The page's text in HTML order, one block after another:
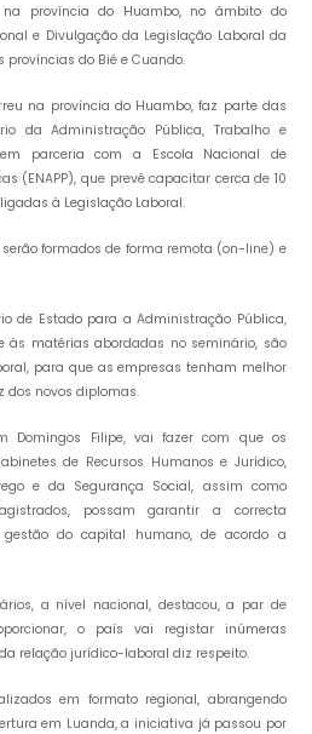
província do Huambo, no âmbito do
e Divulgação da Legislação Laboral da
províncias do Bié e Cuando.
na província do Huambo, faz parte das
da Administração Pública, Trabalho e
em parceria com a Escola Nacional de
(ENAPP), que prevê capacitar cerca de 10
à Legislação Laboral.
formados de forma remota (on-line) e
de Estado para a Administração Pública,
às matérias abordadas no seminário, são
para que as empresas tenham melhor
dos novos diplomas.
Domingos Filipe, vai fazer com que os
de Recursos Humanos e Jurídico,
e da Segurança Social, assim como
possam garantir a correcta
do capital humano, de acordo a
a nível nacional, destacou, a par de
o país vai registar inúmeras
relação jurídico-laboral diz respeito.
em formato regional, abrangendo
em Luanda, a iniciativa já passou por